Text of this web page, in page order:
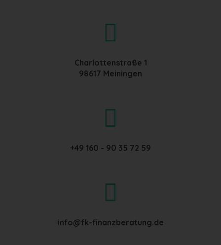
Charlottenstraße 1
98617 Meiningen
+49 160 - 90 35 72 59
info@fk-finanzberatung.de